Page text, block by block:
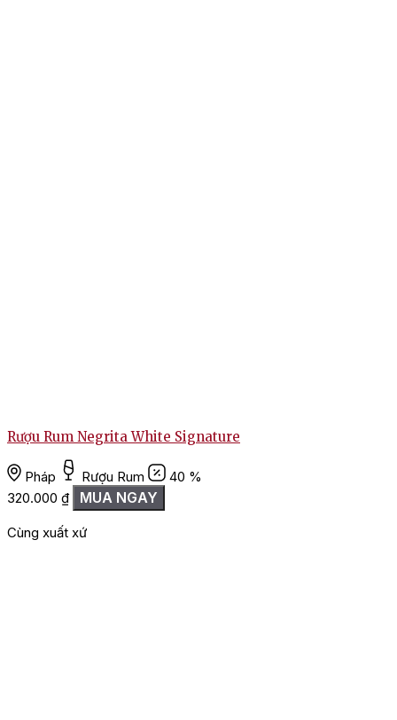
Rượu Rum Negrita White Signature
Pháp Rượu Rum
40 %
320.000 ₫ MUA NGAY
Cùng xuất xứ